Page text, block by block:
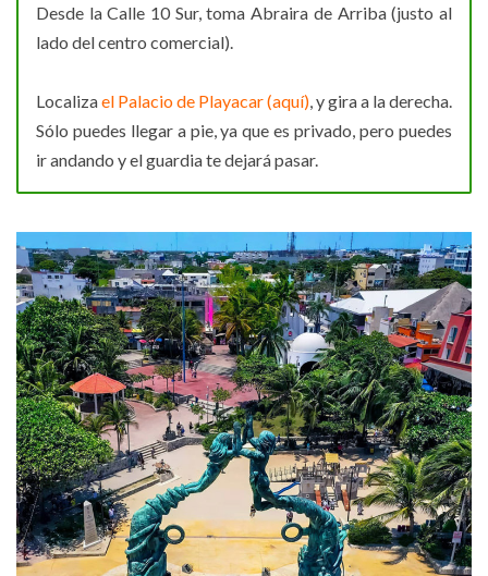
Desde la Calle 10 Sur, toma Abraira de Arriba (justo al
lado del centro comercial).
Localizael Palacio de Playacar (aquí), y gira a la derecha.
Sólo puedes llegar a pie, ya que es privado, pero puedes
ir andando y el guardia te dejará pasar.